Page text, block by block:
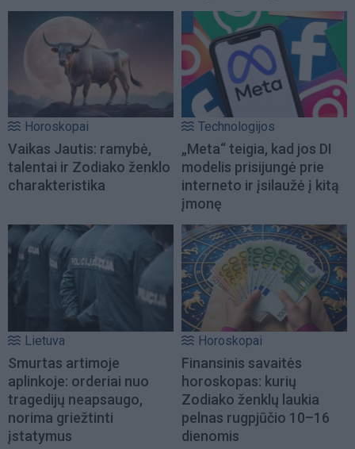
Horoskopai
Vaikas Jautis: ramybė,
talentai ir Zodiako ženklo
charakteristika
Technologijos
„Meta“ teigia, kad jos DI
modelis prisijungė prie
interneto ir įsilaužė į kitą
įmonę
Lietuva
Smurtas artimoje
aplinkoje: orderiai nuo
tragedijų neapsaugo,
norima griežtinti
įstatymus
Horoskopai
Finansinis savaitės
horoskopas: kurių
Zodiako ženklų laukia
pelnas rugpjūčio 10–16
dienomis